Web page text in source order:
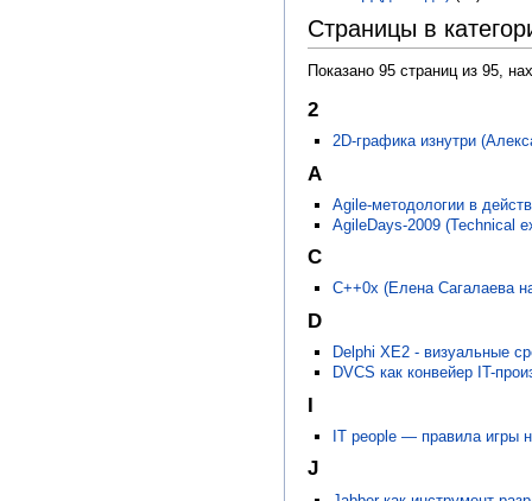
Страницы в
Показано 95 страниц из 95,
2
2D-графика изнутри
A
Agile-методологии в
AgileDays-2009 (Technical
C
C++0x (Елена Сагалаева
D
Delphi XE2 - визуальные
DVCS как конвейер IT-
I
IT people — правила игры
J